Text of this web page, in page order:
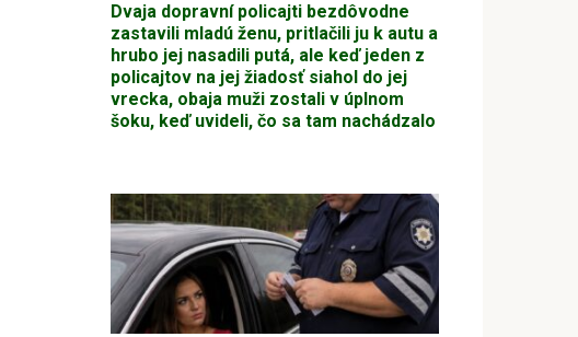
Dvaja dopravní policajti bezdôvodne
zastavili mladú ženu, pritlačili ju k autu a
hrubo jej nasadili putá, ale keď jeden z
policajtov na jej žiadosť siahol do jej
vrecka, obaja muži zostali v úplnom
šoku, keď uvideli, čo sa tam nachádzalo